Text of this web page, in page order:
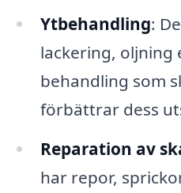
Ytbehandling:
lackering, oljning
behandling som
förbättrar dess
Reparation av
har repor,